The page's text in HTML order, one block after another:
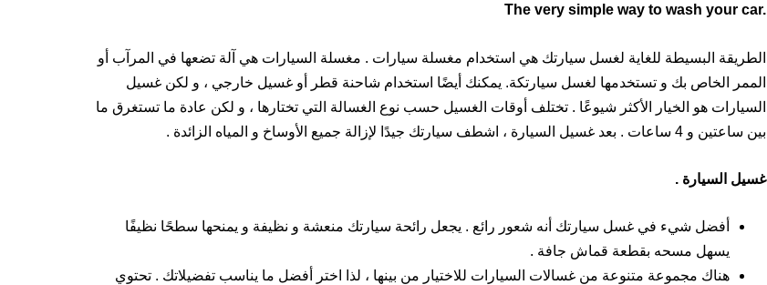
The very simple way to wash your car.
الطريقة البسيطة للغاية لغسل سيارتك هي استخدام مغسلة سيارات . مغسلة السيارات هي آلة تضعها في المرآب أو
الممر الخاص بك و تستخدمها لغسل سيارتكة. يمكنك أيضًا استخدام شاحنة قطر أو غسيل خارجي ، و لكن غسيل
السيارات هو الخيار الأكثر شيوعًا . تختلف أوقات الغسيل حسب نوع الغسالة التي تختارها ، و لكن عادة ما تستغرق ما
بين ساعتين و 4 ساعات . بعد غسيل السيارة ، اشطف سيارتك جيدًا لإزالة جميع الأوساخ و المياه الزائدة .
غسيل السيارة .
أفضل شيء في غسل سيارتك أنه شعور رائع . يجعل رائحة سيارتك منعشة و نظيفة و يمنحها سطحًا نظيفًا
يسهل مسحه بقطعة قماش جافة .
هناك مجموعة متنوعة من غسالات السيارات للاختيار من بينها ، لذا اختر أفضل ما يناسب تفضيلاتك . تحتوي